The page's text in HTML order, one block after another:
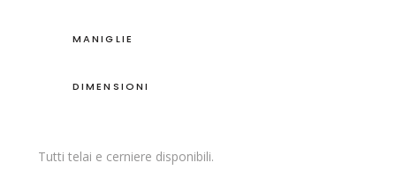
MANIGLIE
DIMENSIONI
Tutti telai e cerniere disponibili.